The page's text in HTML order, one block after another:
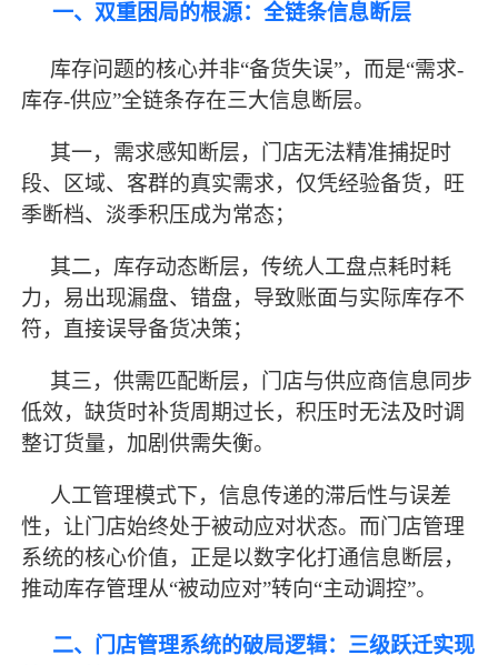
一、双重困局的根源：全链条信息断层
库存问题的核心并非“备货失误”，而是“需求-
库存-供应”全链条存在三大信息断层。
其一，需求感知断层，门店无法精准捕捉时
段、区域、客群的真实需求，仅凭经验备货，旺
季断档、淡季积压成为常态；
其二，库存动态断层，传统人工盘点耗时耗
力，易出现漏盘、错盘，导致账面与实际库存不
符，直接误导备货决策；
其三，供需匹配断层，门店与供应商信息同步
低效，缺货时补货周期过长，积压时无法及时调
整订货量，加剧供需失衡。
人工管理模式下，信息传递的滞后性与误差
性，让门店始终处于被动应对状态。而门店管理
系统的核心价值，正是以数字化打通信息断层，
推动库存管理从“被动应对”转向“主动调控”。
二、门店管理系统的破局逻辑：三级跃迁实现